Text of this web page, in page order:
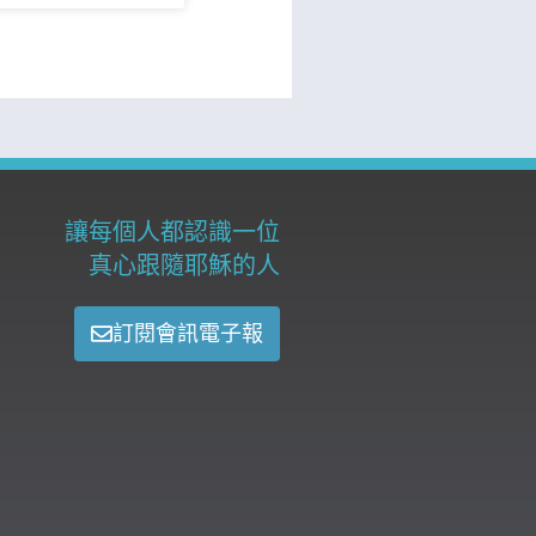
讓每個人都認識一位
真心跟隨耶穌的人
訂閱會訊電子報